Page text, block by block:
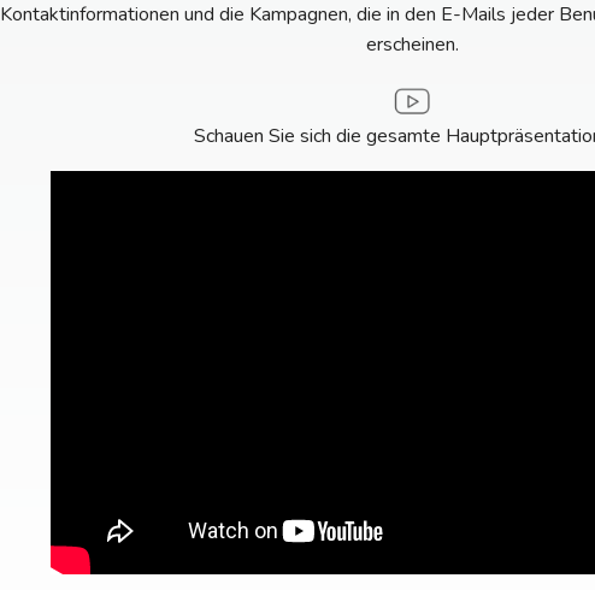
Kontaktinformationen und die Kampagnen, die in den E-Mails jeder
erscheinen.
Schauen Sie sich die gesamte